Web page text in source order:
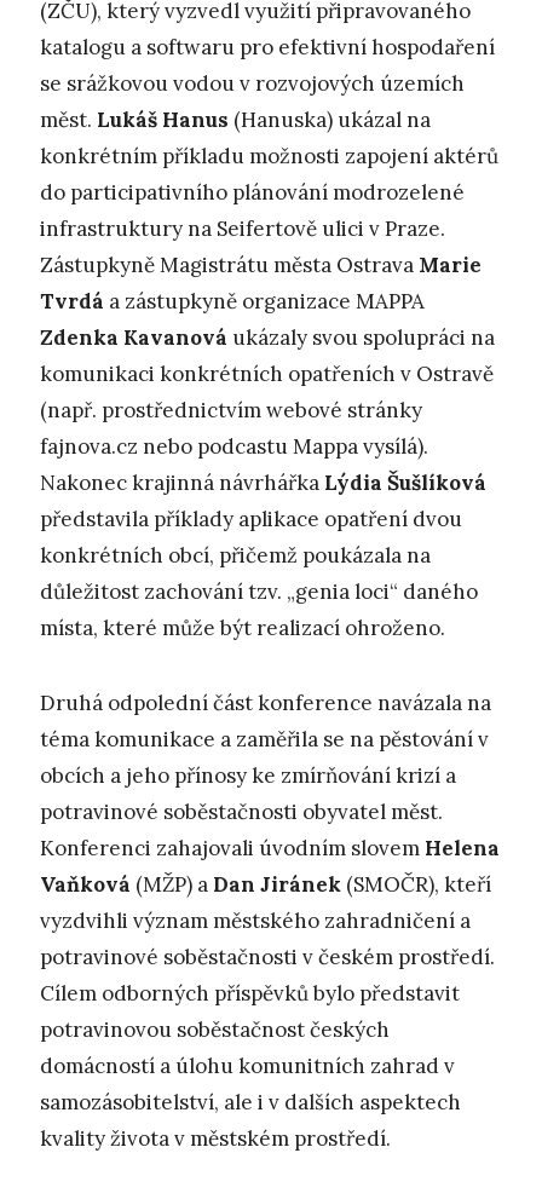
(ZČU), který vyzvedl využití připravovaného
katalogu a softwaru pro efektivní hospodaření
se srážkovou vodou v rozvojových územích
měst. Lukáš Hanus (Hanuska) ukázal na
konkrétním příkladu možnosti zapojení aktérů
do participativního plánování modrozelené
infrastruktury na Seifertově ulici v Praze.
Zástupkyně Magistrátu města Ostrava Marie
Tvrdá a zástupkyně organizace MAPPA
Zdenka Kavanová ukázaly svou spolupráci na
komunikaci konkrétních opatřeních v Ostravě
(např. prostřednictvím webové stránky
fajnova.cz nebo podcastu Mappa vysílá).
Nakonec krajinná návrhářka Lýdia Šušlíková
představila příklady aplikace opatření dvou
konkrétních obcí, přičemž poukázala na
důležitost zachování tzv. „genia loci“ daného
místa, které může být realizací ohroženo.
Druhá odpolední část konference navázala na
téma komunikace a zaměřila se na pěstování v
obcích a jeho přínosy ke zmírňování krizí a
potravinové soběstačnosti obyvatel měst.
Konferenci zahajovali úvodním slovem Helena
Vaňková (MŽP) a Dan Jiránek (SMOČR), kteří
vyzdvihli význam městského zahradničení a
potravinové soběstačnosti v českém prostředí.
Cílem odborných příspěvků bylo představit
potravinovou soběstačnost českých
domácností a úlohu komunitních zahrad v
samozásobitelství, ale i v dalších aspektech
kvality života v městském prostředí.